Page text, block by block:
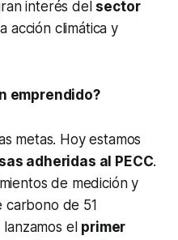
interés del sector
acción climática y
emprendido?
metas. Hoy estamos
adheridas al PECC.
de medición y
carbono de 51
el primer